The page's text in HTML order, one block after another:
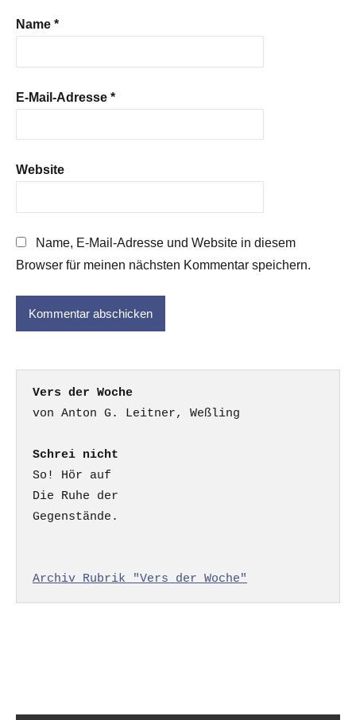
Name *
E-Mail-Adresse *
Website
Name, E-Mail-Adresse und Website in diesem
Browser für meinen nächsten Kommentar speichern.
Vers der Woche
Schrei nicht
So! Hör auf
Die Ruhe der
Gegenstände.
Archiv Rubrik "Vers der Woche"